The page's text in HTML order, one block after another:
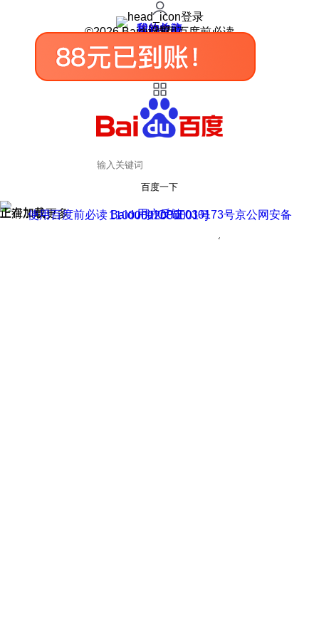
登录
我的关注
我的收藏
皮肤中心
用户反馈
设置
©2026 Baidu 使用百度前必读
百度一下
正在加载
上滑加载更多 用户反馈
使用百度前必读 Baidu 京ICP证030173号
京公网安备11000002000001号